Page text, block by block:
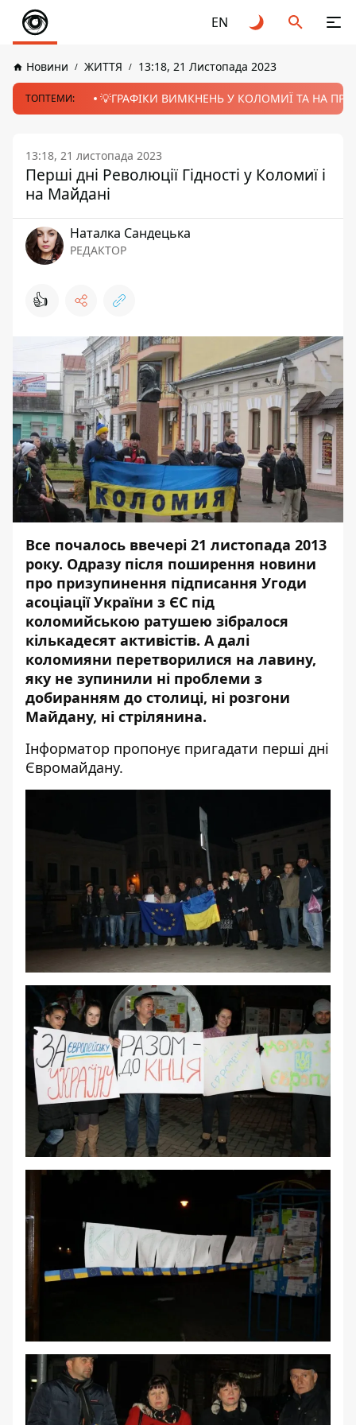
EN
Новини ЖИТТЯ 13:18, 21 Листопада 2023
ТОПТЕМИ: 💡ГРАФІКИ ВИМКНЕНЬ У КОЛОМИЇ ТА НА
13:18, 21 листопада 2023
Перші дні Революції Гідності у Коломиї і
на Майдані
Наталка Сандецька
РЕДАКТОР
👍
Все почалось ввечері 21 листопада 2013
року. Одразу після поширення новини
про призупинення підписання Угоди
асоціації України з ЄС під
коломийською ратушею зібралося
кількадесят активістів. А далі
коломияни перетворилися на лавину,
яку не зупинили ні проблеми з
добиранням до столиці, ні розгони
Майдану, ні стрілянина.
Інформатор пропонує пригадати перші дні
Євромайдану.